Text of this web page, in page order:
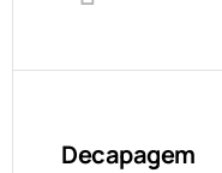
Decapagem